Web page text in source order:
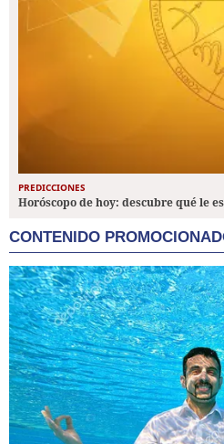
PREDICCIONES
Horóscopo de hoy: descubre qué le
CONTENIDO